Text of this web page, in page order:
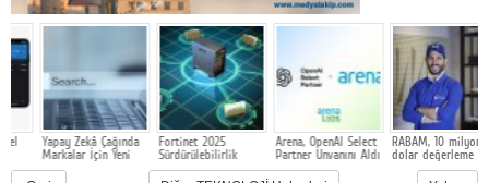
Yapay Zekâ Çağında
Markalar İçin Yeni
Rekabet Alanı: GEO
Fortinet 2025
Sürdürülebilirlik
Raporunu açıkladı
Arena, OpenAI Select
Partner Unvanını Aldı
RABAM, 10 milyon
dolar değerleme ile
500 bin dolarlık